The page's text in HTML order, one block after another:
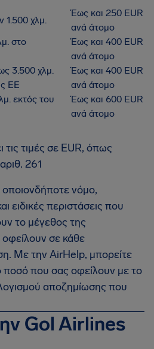
1.500 χλμ.
Έως και 250 EUR
ανά άτομο
στο
Έως και 400 EUR
ανά άτομο
3.500 χλμ.
ΕΕ
Έως και 400 EUR
ανά άτομο
εκτός του
Έως και 600 EUR
ανά άτομο
τιμές σε EUR, όπως
261
νόμο,
ειδικές περιστάσεις που
το μέγεθος της
σε κάθε
Με την AirHelp, μπορείτε
ποσό που σας οφείλουν με το
αποζημίωσης που
Gol Airlines